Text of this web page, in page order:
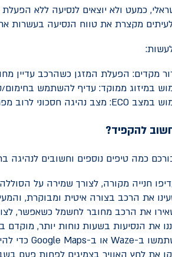
כמעט ולא יוצאים לנסיעה ללא
מקצרת את טווח הנסיעה בעשרות
מקדים: הפעלת המזגן כשהרכב עדיין
במיזוג ממוקד: עדיף להשתמש בחימום/
במצב ECO: מצב נהיגה חסכוני לרוב
להקפיד?
כמה טיפים נוספים וחשובים
חנייה מקורה, לצורך שמירה על
את הרכב בצורה איטית ומבוקרת,
את הרכב מחובר לחשמל כשאפשר,
את הנסיעות בשעות נוחות יותר, מוקדם
ב-Waze או ב-Google Maps כדי